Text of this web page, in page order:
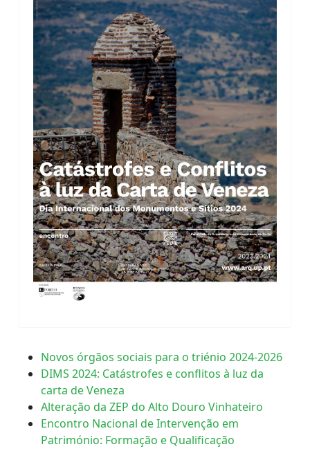
Novos órgãos sociais para o triénio 2024-2026
DIMS 2024: Catástrofes e conflitos à luz da
carta de Veneza
Alteração da ZEP do Alto Douro Vinhateiro
Encontro Nacional de Intervenção em
Património: Formação e Qualificação